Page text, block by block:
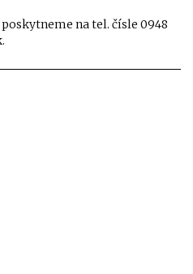
na tel. čísle 0948